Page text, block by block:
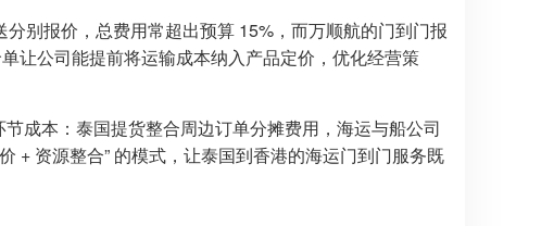
别报价，总费用常超出预算 15%，而万顺航的门到门报
让公司能提前将运输成本纳入产品定价，优化经营策
成本：泰国提货整合周边订单分摊费用，海运与船公司
+ 资源整合” 的模式，让泰国到香港的海运门到门服务既